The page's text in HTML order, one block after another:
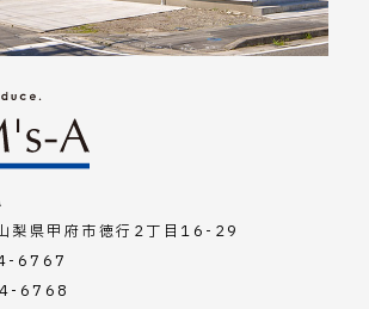
県甲府市徳行2丁目16-29
6767
6768